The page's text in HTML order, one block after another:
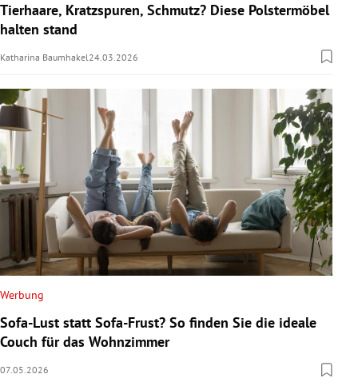
Tierhaare, Kratzspuren, Schmutz? Diese Polstermöbel
halten stand
Katharina Baumhakel 24.03.2026
Werbung
Sofa-Lust statt Sofa-Frust? So finden Sie die ideale
Couch für das Wohnzimmer
07.05.2026